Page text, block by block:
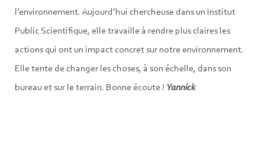
l’environnement. Aujourd’hui chercheuse dans un Institut
Public Scientifique, elle travaille à rendre plus claires les
actions qui ont un impact concret sur notre environnement.
Elle tente de changer les choses, à son échelle, dans son
bureau et sur le terrain. Bonne écoute ! Yannick